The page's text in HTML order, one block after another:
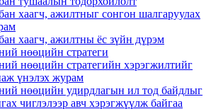
хаагч, ажилтныг сонгон шалгаруулах
хаагч, ажилтны ёс зүйн дүрэм
нөөцийн стратеги
нөөцийн стратегийн хэрэгжилтийг
үнэлэх журам
нөөцийн удирдлагын ил тод байдлыг
чиглэлээр авч хэрэгжүүлж байгаа